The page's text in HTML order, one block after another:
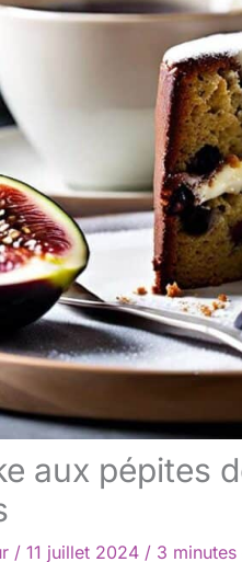
aux pépites
/ 11 juillet 2024 / 3